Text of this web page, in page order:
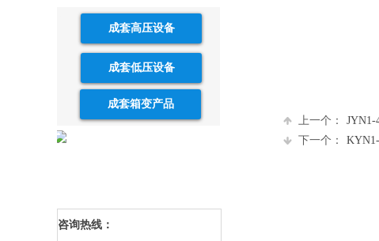
上一个：
下一个：
成套高压设备
成套低压设备
成套箱变产品
咨询热线：